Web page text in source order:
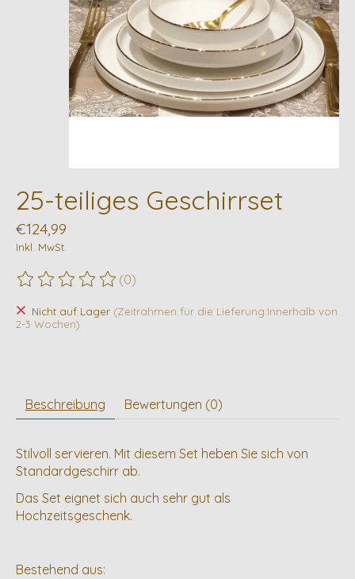
25-teiliges Geschirrset
€124,99
Inkl. MwSt.
Die Bewertung dieses Produkts ist
(0)
Nicht auf Lager (Zeitrahmen für die Lieferung:Innerhalb von
2-3 Wochen)
Beschreibung Bewertungen (0)
Stilvoll servieren. Mit diesem Set heben Sie sich von
Standardgeschirr ab.
Das Set eignet sich auch sehr gut als
Hochzeitsgeschenk.
Bestehend aus: